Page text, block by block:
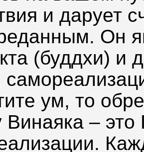
и дарует
Он
(буддхи) и
ум, то
– это